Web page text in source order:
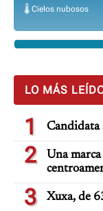
🌡️ Cielos nubosos
LO MÁS
1 Candidata
2
Una
3 Xuxa, de